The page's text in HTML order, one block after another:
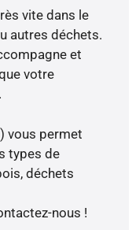
vite dans le
autres déchets.
et
votre
vous permet
types de
déchets
nous !